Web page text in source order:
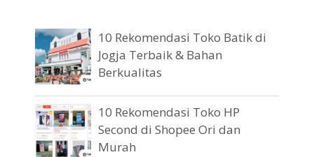
10 Rekomendasi Toko Batik di
Jogja Terbaik & Bahan
Berkualitas
10 Rekomendasi Toko HP
Second di Shopee Ori dan
Murah